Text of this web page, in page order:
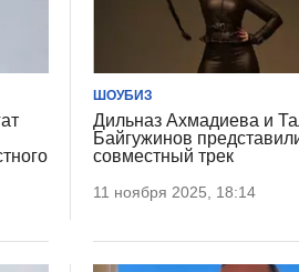
ШОУБИЗ
Дильназ Ахмадиева и
Байгужинов
совместный трек
11 ноября 2025, 18:14